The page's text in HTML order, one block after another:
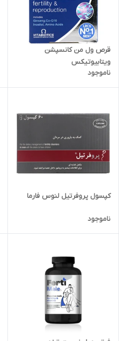
قرص ول من کانسپشن
ویتابیوتیکس
ناموجود
کپسول پروفرتیل لنوس فارما
ناموجود